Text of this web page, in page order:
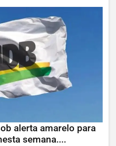
alerta amarelo para
semana....